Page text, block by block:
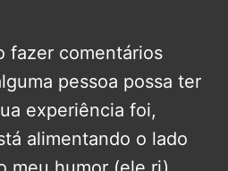
fazer comentários
pessoa possa ter
experiência foi,
alimentando o lado